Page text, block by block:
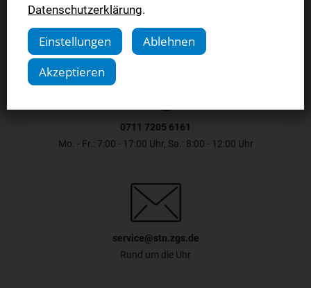
0711 7205 6161
Mo. - Fr.: 7:00 - 17:00 Uhr, Sa.: 8:00 - 12:00 Uhr
service@stn.zgs.de
Rund um die Uhr
Datenschutzerklärung.
Einstellungen
Ablehnen
Akzeptieren